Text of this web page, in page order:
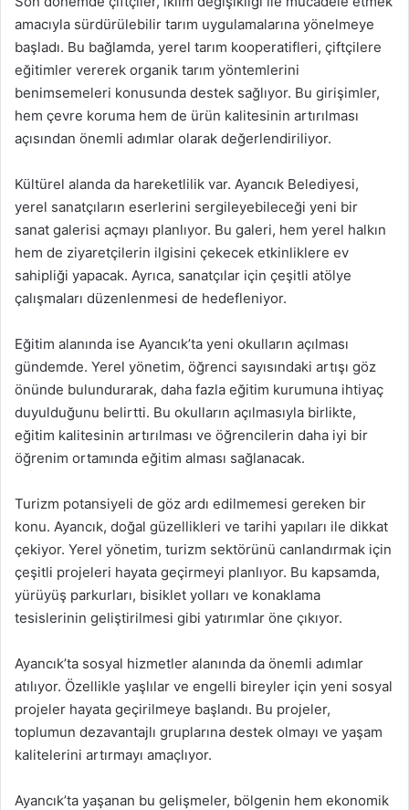
amacıyla sürdürülebilir tarım uygulamalarına yönelmeye
başladı. Bu bağlamda, yerel tarım kooperatifleri, çiftçilere
eğitimler vererek organik tarım yöntemlerini
benimsemeleri konusunda destek sağlıyor. Bu girişimler,
hem çevre koruma hem de ürün kalitesinin artırılması
açısından önemli adımlar olarak değerlendiriliyor.
Kültürel alanda da hareketlilik var. Ayancık Belediyesi,
yerel sanatçıların eserlerini sergileyebileceği yeni bir
sanat galerisi açmayı planlıyor. Bu galeri, hem yerel halkın
hem de ziyaretçilerin ilgisini çekecek etkinliklere ev
sahipliği yapacak. Ayrıca, sanatçılar için çeşitli atölye
çalışmaları düzenlenmesi de hedefleniyor.
Eğitim alanında ise Ayancık’ta yeni okulların açılması
gündemde. Yerel yönetim, öğrenci sayısındaki artışı göz
önünde bulundurarak, daha fazla eğitim kurumuna ihtiyaç
duyulduğunu belirtti. Bu okulların açılmasıyla birlikte,
eğitim kalitesinin artırılması ve öğrencilerin daha iyi bir
öğrenim ortamında eğitim alması sağlanacak.
Turizm potansiyeli de göz ardı edilmemesi gereken bir
konu. Ayancık, doğal güzellikleri ve tarihi yapıları ile dikkat
çekiyor. Yerel yönetim, turizm sektörünü canlandırmak için
çeşitli projeleri hayata geçirmeyi planlıyor. Bu kapsamda,
yürüyüş parkurları, bisiklet yolları ve konaklama
tesislerinin geliştirilmesi gibi yatırımlar öne çıkıyor.
Ayancık’ta sosyal hizmetler alanında da önemli adımlar
atılıyor. Özellikle yaşlılar ve engelli bireyler için yeni sosyal
projeler hayata geçirilmeye başlandı. Bu projeler,
toplumun dezavantajlı gruplarına destek olmayı ve yaşam
kalitelerini artırmayı amaçlıyor.
Ayancık’ta yaşanan bu gelişmeler, bölgenin hem ekonomik